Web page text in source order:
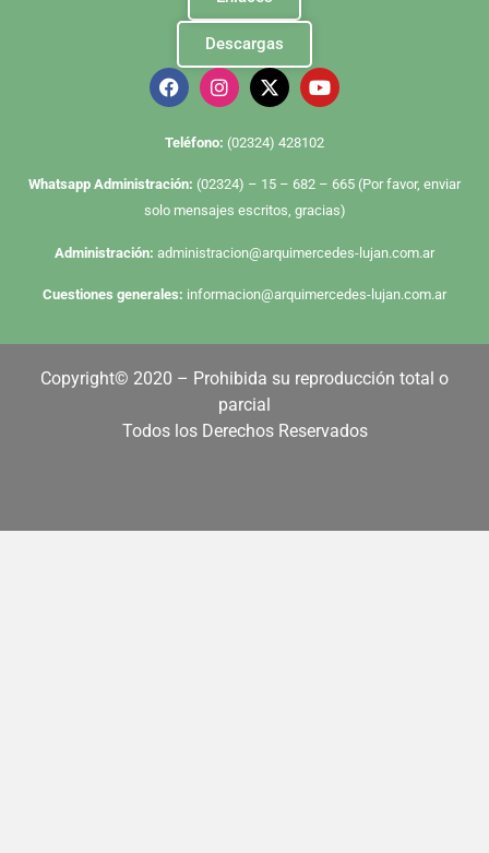
Descargas
Teléfono: (02324) 428102
Whatsapp Administración: (02324) – 15 – 682 – 665 (Por favor, enviar
solo mensajes escritos, gracias)
Administración: administracion@arquimercedes-lujan.com.ar
Cuestiones generales: informacion@arquimercedes-lujan.com.ar
Copyright© 2020 – Prohibida su reproducción total o
parcial
Todos los Derechos Reservados